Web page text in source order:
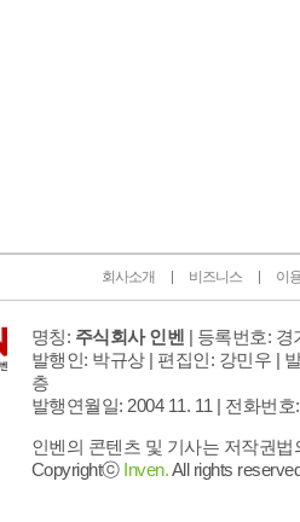
회사소개 비즈니스 이
명칭: 주식회사 인벤 | 등록번호: 경
발행인: 박규상 | 편집인: 강민우 |
층
발행연월일: 2004 11. 11 | 전화번호
인벤의 콘텐츠 및 기사는 저작권
Copyrightⓒ Inven.All rights